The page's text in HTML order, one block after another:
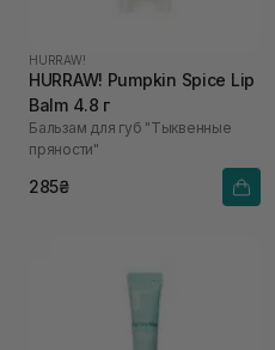
HURRAW!
HURRAW! Pumpkin Spice Lip
Balm 4.8 г
Бальзам для губ "Тыквенные
пряности"
285₴